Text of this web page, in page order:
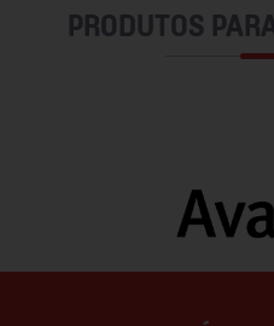
PRODUTOS